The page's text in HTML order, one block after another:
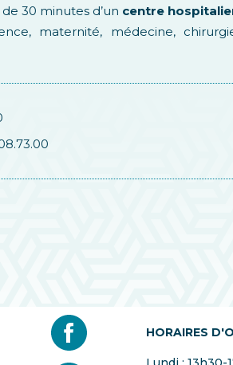
30 minutes d’un centre
maternité, médecine,
HORAIRES